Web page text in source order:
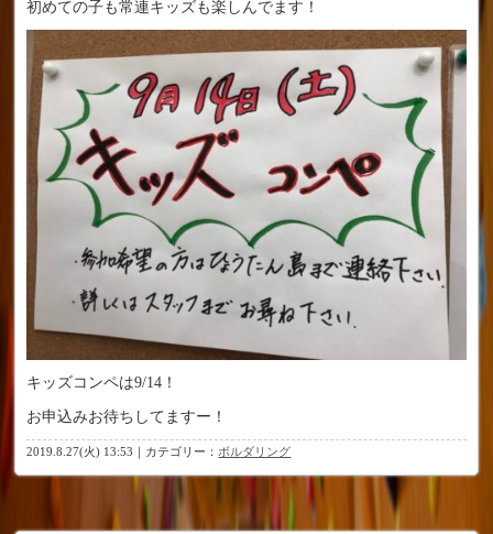
初めての子も常連キッズも楽しんでます！
キッズコンペは9/14！
お申込みお待ちしてますー！
2019.8.27(火) 13:53｜カテゴリー： ボルダリング